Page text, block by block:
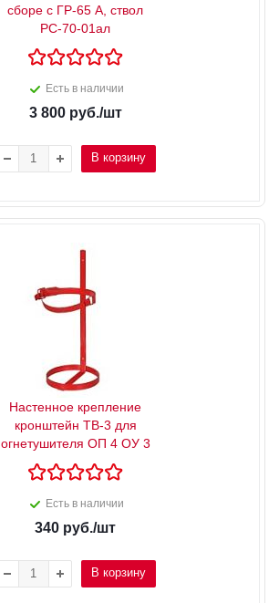
сборе с ГР-65 А, ствол
РС-70-01ал
Есть в наличии
3 800руб./шт
В корзину
Настенное крепление
кронштейн ТВ-3 для
огнетушителя ОП 4 ОУ 3
Есть в наличии
340 руб./шт
В корзину